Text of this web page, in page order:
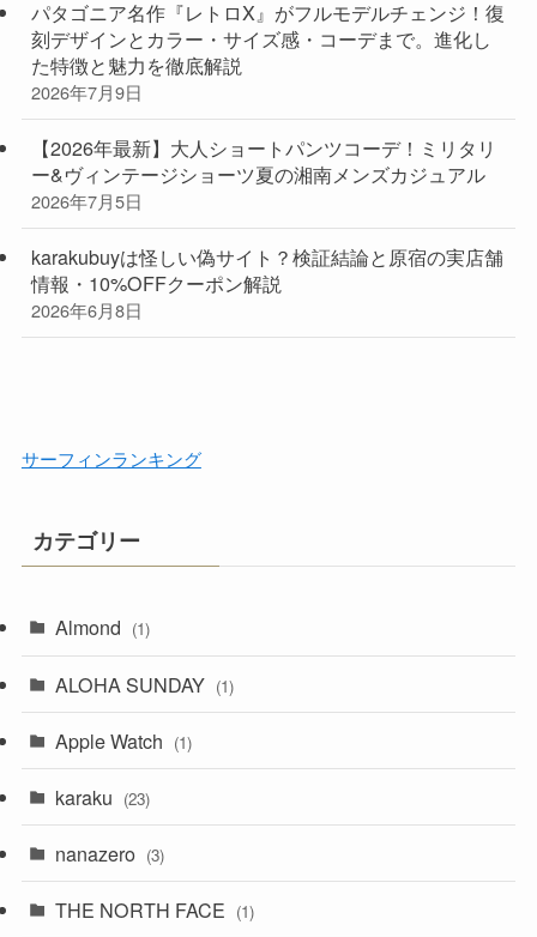
パタゴニア名作『レトロX』がフルモデルチェンジ！復
刻デザインとカラー・サイズ感・コーデまで。進化し
た特徴と魅力を徹底解説
2026年7月9日
【2026年最新】大人ショートパンツコーデ！ミリタリ
ー&ヴィンテージショーツ夏の湘南メンズカジュアル
2026年7月5日
karakubuyは怪しい偽サイト？検証結論と原宿の実店舗
情報・10%OFFクーポン解説
2026年6月8日
サーフィンランキング
カテゴリー
Almond (1)
ALOHA SUNDAY (1)
Apple Watch (1)
karaku (23)
nanazero (3)
THE NORTH FACE (1)